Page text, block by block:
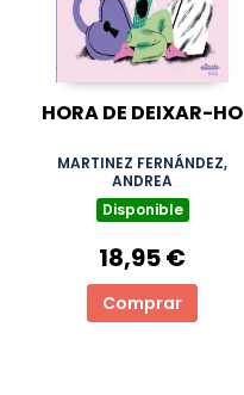
HORA DE DEIXAR-HO
MARTINEZ FERNÁNDEZ,
ANDREA
Disponible
18,95 €
Comprar